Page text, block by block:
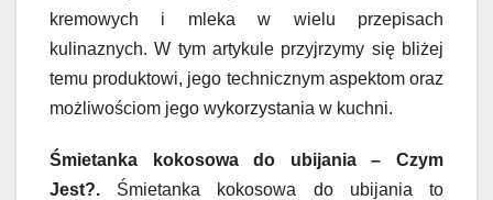
kremowych i mleka w wielu przepisach
kulinaznych. W tym artykule przyjrzymy się bliżej
temu produktowi, jego technicznym aspektom oraz
możliwościom jego wykorzystania w kuchni.
Śmietanka kokosowa do ubijania – Czym
Jest?. Śmietanka kokosowa do ubijania to